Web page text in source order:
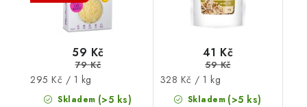
Skladem (>5 ks)
59 Kč
79 Kč
Měrná
cena:
295 Kč / 1 kg
Skladem (>5 ks)
41 Kč
59 Kč
Měrná
cena:
328 Kč / 1 kg